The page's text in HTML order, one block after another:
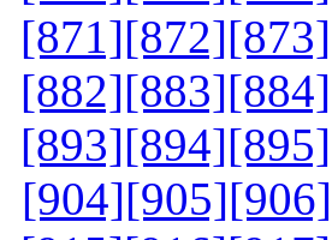
[871][872][873]
[882][883][884]
[893][894][895]
[904][905][906]